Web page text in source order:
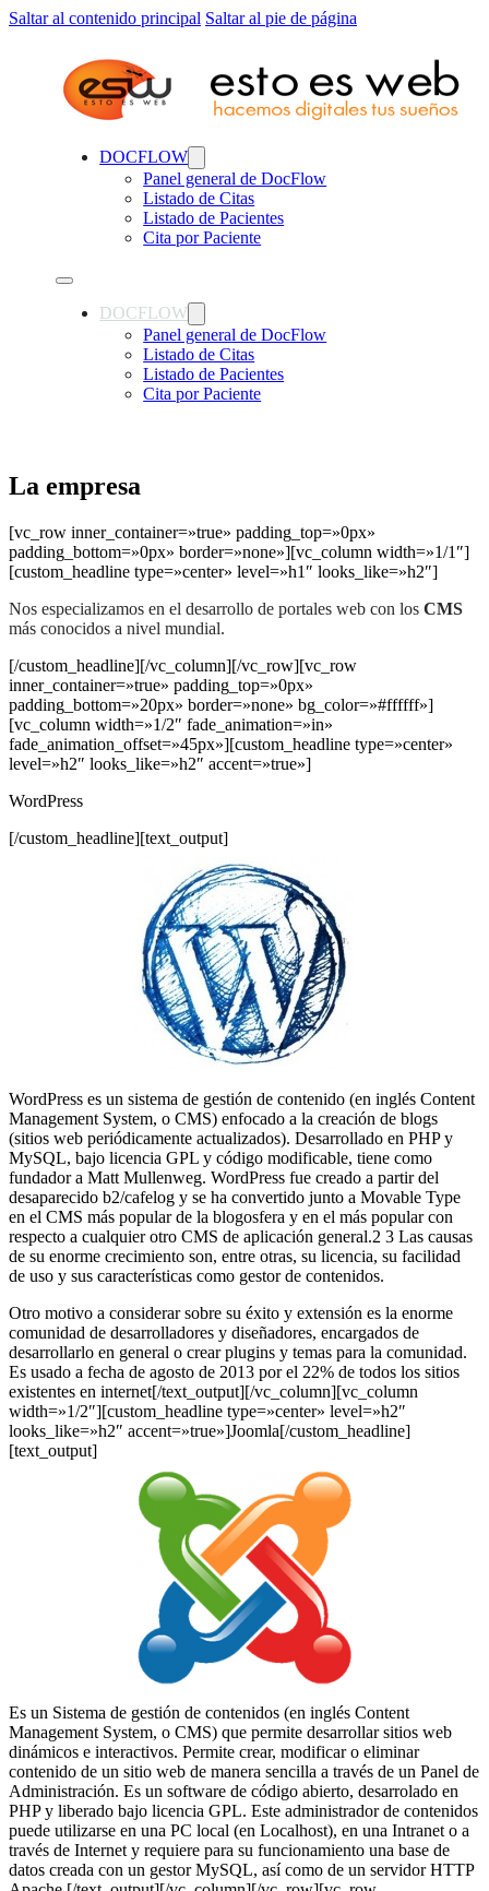
Saltar al contenido principal Saltar al pie de página
DOCFLOW
Panel general de DocFlow
Listado de Citas
Listado de Pacientes
Cita por Paciente
DOCFLOW
Panel general de DocFlow
Listado de Citas
Listado de Pacientes
Cita por Paciente
La empresa
[vc_row inner_container=»true» padding_top=»0px»
padding_bottom=»0px» border=»none»][vc_column width=»1/1″]
[custom_headline type=»center» level=»h1″ looks_like=»h2″]
Nos especializamos en el desarrollo de portales web con los CMS
más conocidos a nivel mundial.
[/custom_headline][/vc_column][/vc_row][vc_row
inner_container=»true» padding_top=»0px»
padding_bottom=»20px» border=»none» bg_color=»#ffffff»]
[vc_column width=»1/2″ fade_animation=»in»
fade_animation_offset=»45px»][custom_headline type=»center»
level=»h2″ looks_like=»h2″ accent=»true»]
WordPress
[/custom_headline][text_output]
WordPress es un sistema de gestión de contenido (en inglés Content
Management System, o CMS) enfocado a la creación de blogs
(sitios web periódicamente actualizados). Desarrollado en PHP y
MySQL, bajo licencia GPL y código modificable, tiene como
fundador a Matt Mullenweg. WordPress fue creado a partir del
desaparecido b2/cafelog y se ha convertido junto a Movable Type
en el CMS más popular de la blogosfera y en el más popular con
respecto a cualquier otro CMS de aplicación general.2 3 Las causas
de su enorme crecimiento son, entre otras, su licencia, su facilidad
de uso y sus características como gestor de contenidos.
Otro motivo a considerar sobre su éxito y extensión es la enorme
comunidad de desarrolladores y diseñadores, encargados de
desarrollarlo en general o crear plugins y temas para la comunidad.
Es usado a fecha de agosto de 2013 por el 22% de todos los sitios
existentes en internet[/text_output][/vc_column][vc_column
width=»1/2″][custom_headline type=»center» level=»h2″
looks_like=»h2″ accent=»true»]Joomla[/custom_headline]
[text_output]
Es un Sistema de gestión de contenidos (en inglés Content
Management System, o CMS) que permite desarrollar sitios web
dinámicos e interactivos. Permite crear, modificar o eliminar
contenido de un sitio web de manera sencilla a través de un Panel de
Administración. Es un software de código abierto, desarrolado en
PHP y liberado bajo licencia GPL. Este administrador de contenidos
puede utilizarse en una PC local (en Localhost), en una Intranet o a
través de Internet y requiere para su funcionamiento una base de
datos creada con un gestor MySQL, así como de un servidor HTTP